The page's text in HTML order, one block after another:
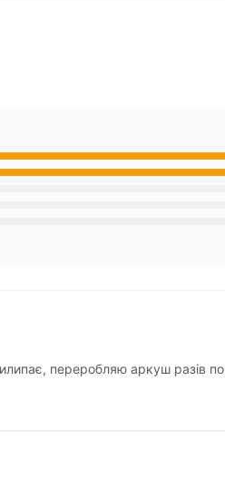
переробляю аркуш разів